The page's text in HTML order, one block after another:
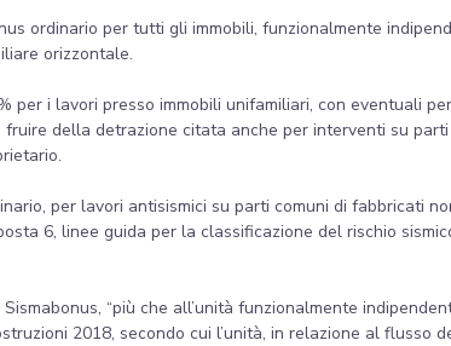
ordinario per tutti gli immobili, funzionalmente
orizzontale.
i lavori presso immobili unifamiliari, con eventuali
della detrazione citata anche per interventi su
per lavori antisismici su parti comuni di fabbricati
6, linee guida per la classificazione del rischio
“più che all’unità funzionalmente
2018, secondo cui l’unità, in relazione al flusso